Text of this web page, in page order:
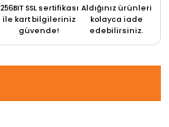
256BIT SSL sertifikası
ile kart bilgileriniz
güvende!
Aldığınız ürünleri
kolayca iade
edebilirsiniz.